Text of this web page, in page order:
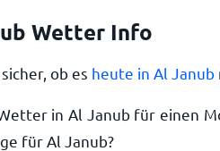
Wetter Info
ob es heute in Al Janub
in Al Janub für einen
für Al Janub?